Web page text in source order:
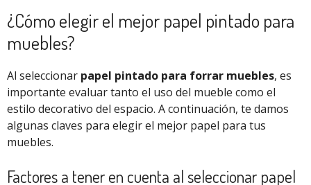
¿Cómo elegir el mejor papel pintado para
muebles?
Al seleccionar papel pintado para forrar muebles, es
importante evaluar tanto el uso del mueble como el
estilo decorativo del espacio. A continuación, te damos
algunas claves para elegir el mejor papel para tus
muebles.
Factores a tener en cuenta al seleccionar papel